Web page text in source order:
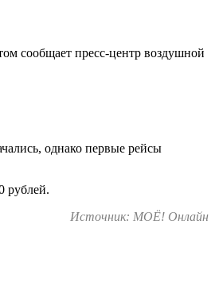
сообщает пресс-центр воздушной
однако первые рейсы
рублей.
Источник: МОЁ! Онлайн